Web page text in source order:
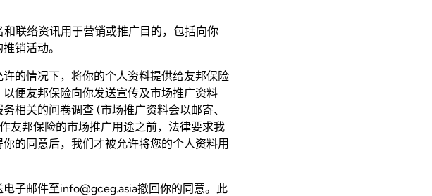
联络资讯用于营销或推广目的，包括向你
销活动。
的情况下，将你的个人资料提供给友邦保险
便友邦保险向你发送宣传及市场推广资料
相关的问卷调查 (市场推广资料会以邮寄、
友邦保险的市场推广用途之前，法律要求我
的同意后，我们才被允许将您的个人资料用
子邮件至info@gceg.asia撤回你的同意。此